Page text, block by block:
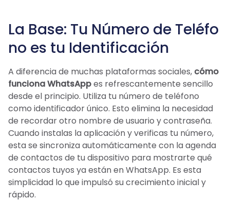
La Base: Tu Número de Teléfo
no es tu Identificación
A diferencia de muchas plataformas sociales, cómo
funciona WhatsAppes refrescantemente sencillo
desde el principio. Utiliza tu número de teléfono
como identificador único. Esto elimina la necesidad
de recordar otro nombre de usuario y contraseña.
Cuando instalas la aplicación y verificas tu número,
esta se sincroniza automáticamente con la agenda
de contactos de tu dispositivo para mostrarte qué
contactos tuyos ya están en WhatsApp. Es esta
simplicidad lo que impulsó su crecimiento inicial y
rápido.